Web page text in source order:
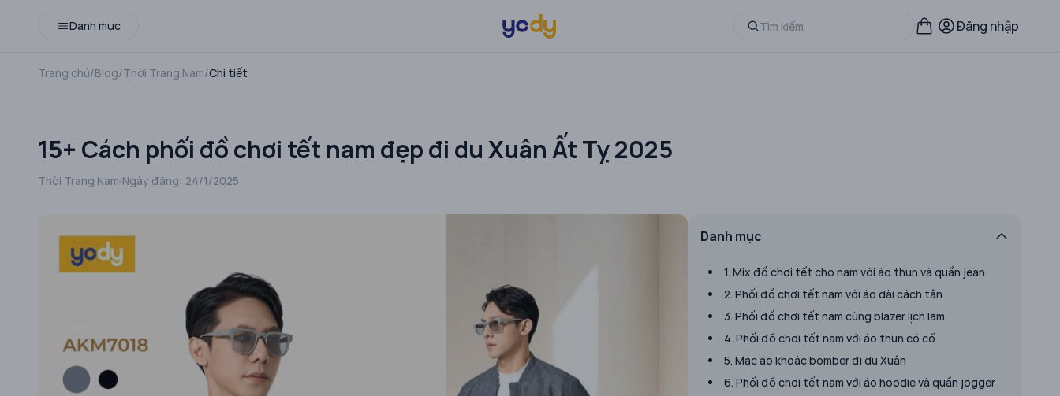
Danh mục Đăng nhập
Trang chủ/Blog/Thời Trang Nam/Chi tiết
15+ Cách phối đồ chơi tết nam đẹp đi du Xuân Ất Tỵ 2025
Thời Trang Nam Ngày đăng: 24/1/2025
Danh mục
1. Mix đồ chơi tết cho nam với áo thun và quần jean
2. Phối đồ chơi tết nam với áo dài cách tân
3. Phối đồ chơi tết nam cùng blazer lịch lãm
4. Phối đồ chơi tết nam với áo thun có cổ
5. Mặc áo khoác bomber đi du Xuân
6. Phối đồ chơi tết nam với áo hoodie và quần jogger